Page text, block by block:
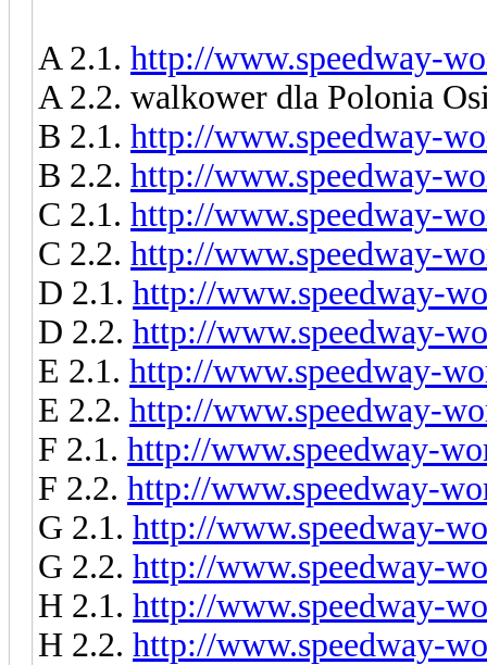
A 2.1. http://www.speedway-
A 2.2. walkower dla Polonia
B 2.1. http://www.speedway-
B 2.2. http://www.speedway-
C 2.1. http://www.speedway-
C 2.2. http://www.speedway-
D 2.1. http://www.speedway-
D 2.2. http://www.speedway-
E 2.1. http://www.speedway-
E 2.2. http://www.speedway-
F 2.1. http://www.speedway-
F 2.2. http://www.speedway-
G 2.1. http://www.speedway-
G 2.2. http://www.speedway-
H 2.1. http://www.speedway-
H 2.2. http://www.speedway-